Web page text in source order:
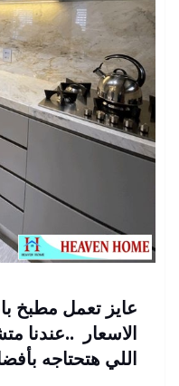
عايز تعمل مطبخ
الاسعار ..عندنا
اللي هتحتاجه